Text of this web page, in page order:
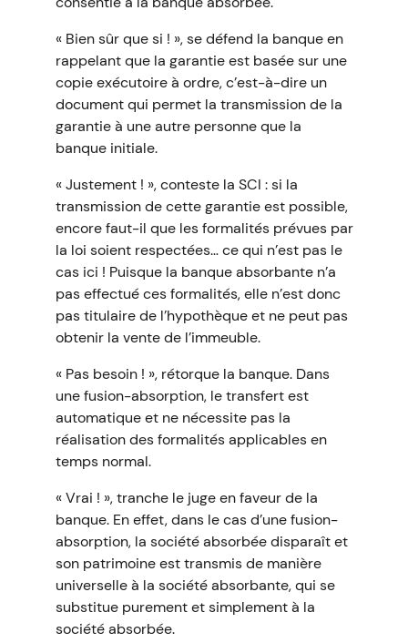
« Bien sûr que si ! », se défend la banque en
rappelant que la garantie est basée sur une
copie exécutoire à ordre, c’est-à-dire un
document qui permet la transmission de la
garantie à une autre personne que la
banque initiale.
« Justement ! », conteste la SCI : si la
transmission de cette garantie est possible,
encore faut-il que les formalités prévues par
la loi soient respectées… ce qui n’est pas le
cas ici ! Puisque la banque absorbante n’a
pas effectué ces formalités, elle n’est donc
pas titulaire de l’hypothèque et ne peut pas
obtenir la vente de l’immeuble.
« Pas besoin ! », rétorque la banque. Dans
une fusion-absorption, le transfert est
automatique et ne nécessite pas la
réalisation des formalités applicables en
temps normal.
« Vrai ! », tranche le juge en faveur de la
banque. En effet, dans le cas d’une fusion-
absorption, la société absorbée disparaît et
son patrimoine est transmis de manière
universelle à la société absorbante, qui se
substitue purement et simplement à la
société absorbée.